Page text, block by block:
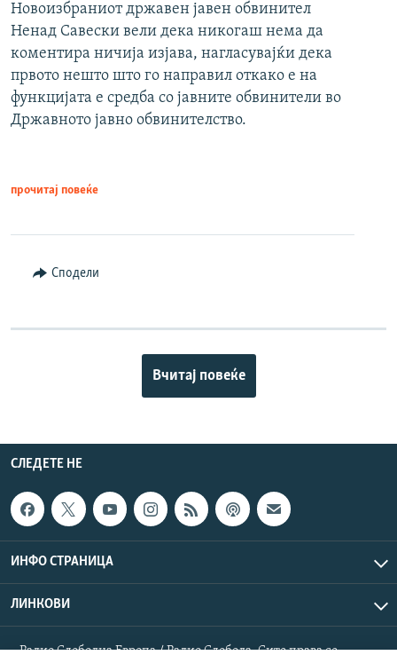
Новоизбраниот државен јавен обвинител
Ненад Савески вели дека никогаш нема да
коментира ничија изјава, нагласувајќи дека
првото нешто што го направил откако е на
функцијата е средба со јавните обвинители во
Државното јавно обвинителство.
прочитај повеќе
Сподели
Вчитај повеќе
СЛЕДЕТЕ НЕ
ИНФО СТРАНИЦА
ЛИНКОВИ
Радио Слободна Европа / Радио Слобода. Сите права се